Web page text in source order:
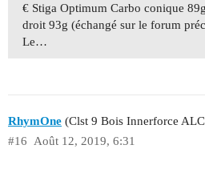
€ Stiga Optimum Carbo conique
droit 93g (échangé sur le forum
Le…
RhymOne (Clst 9 Bois Innerforce
Août 12, 2019, 6:31
#16